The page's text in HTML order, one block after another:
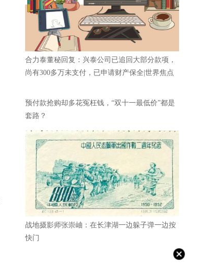
合力泰董秘回复：兴泰公司已追回大部分款项，
尚有300多万未支付，已申请财产保全|世界焦点
预付款抢购却多花冤枉钱，“双十一最低价”都是
套路？
战地摄影师张崇岫：在长津湖一边躲子弹一边按
快门